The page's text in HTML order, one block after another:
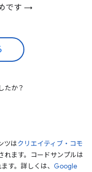
です →
たか？
ツはクリエイティブ・コモ
れます。コードサンプルは
す。詳しくは、 Google